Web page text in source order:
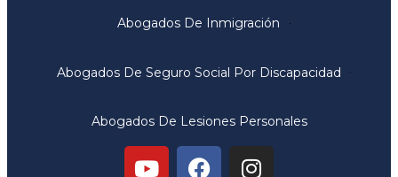
Abogados De Inmigración
Abogados De Seguro Social Por Discapacidad
Abogados De Lesiones Personales